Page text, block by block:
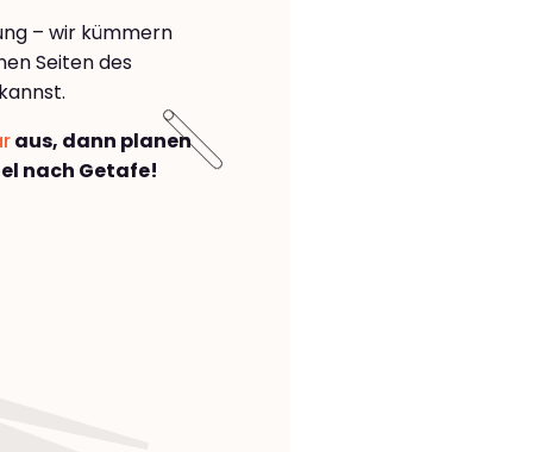
– wir kümmern
Seiten des
aus, dann planen
nach Getafe!